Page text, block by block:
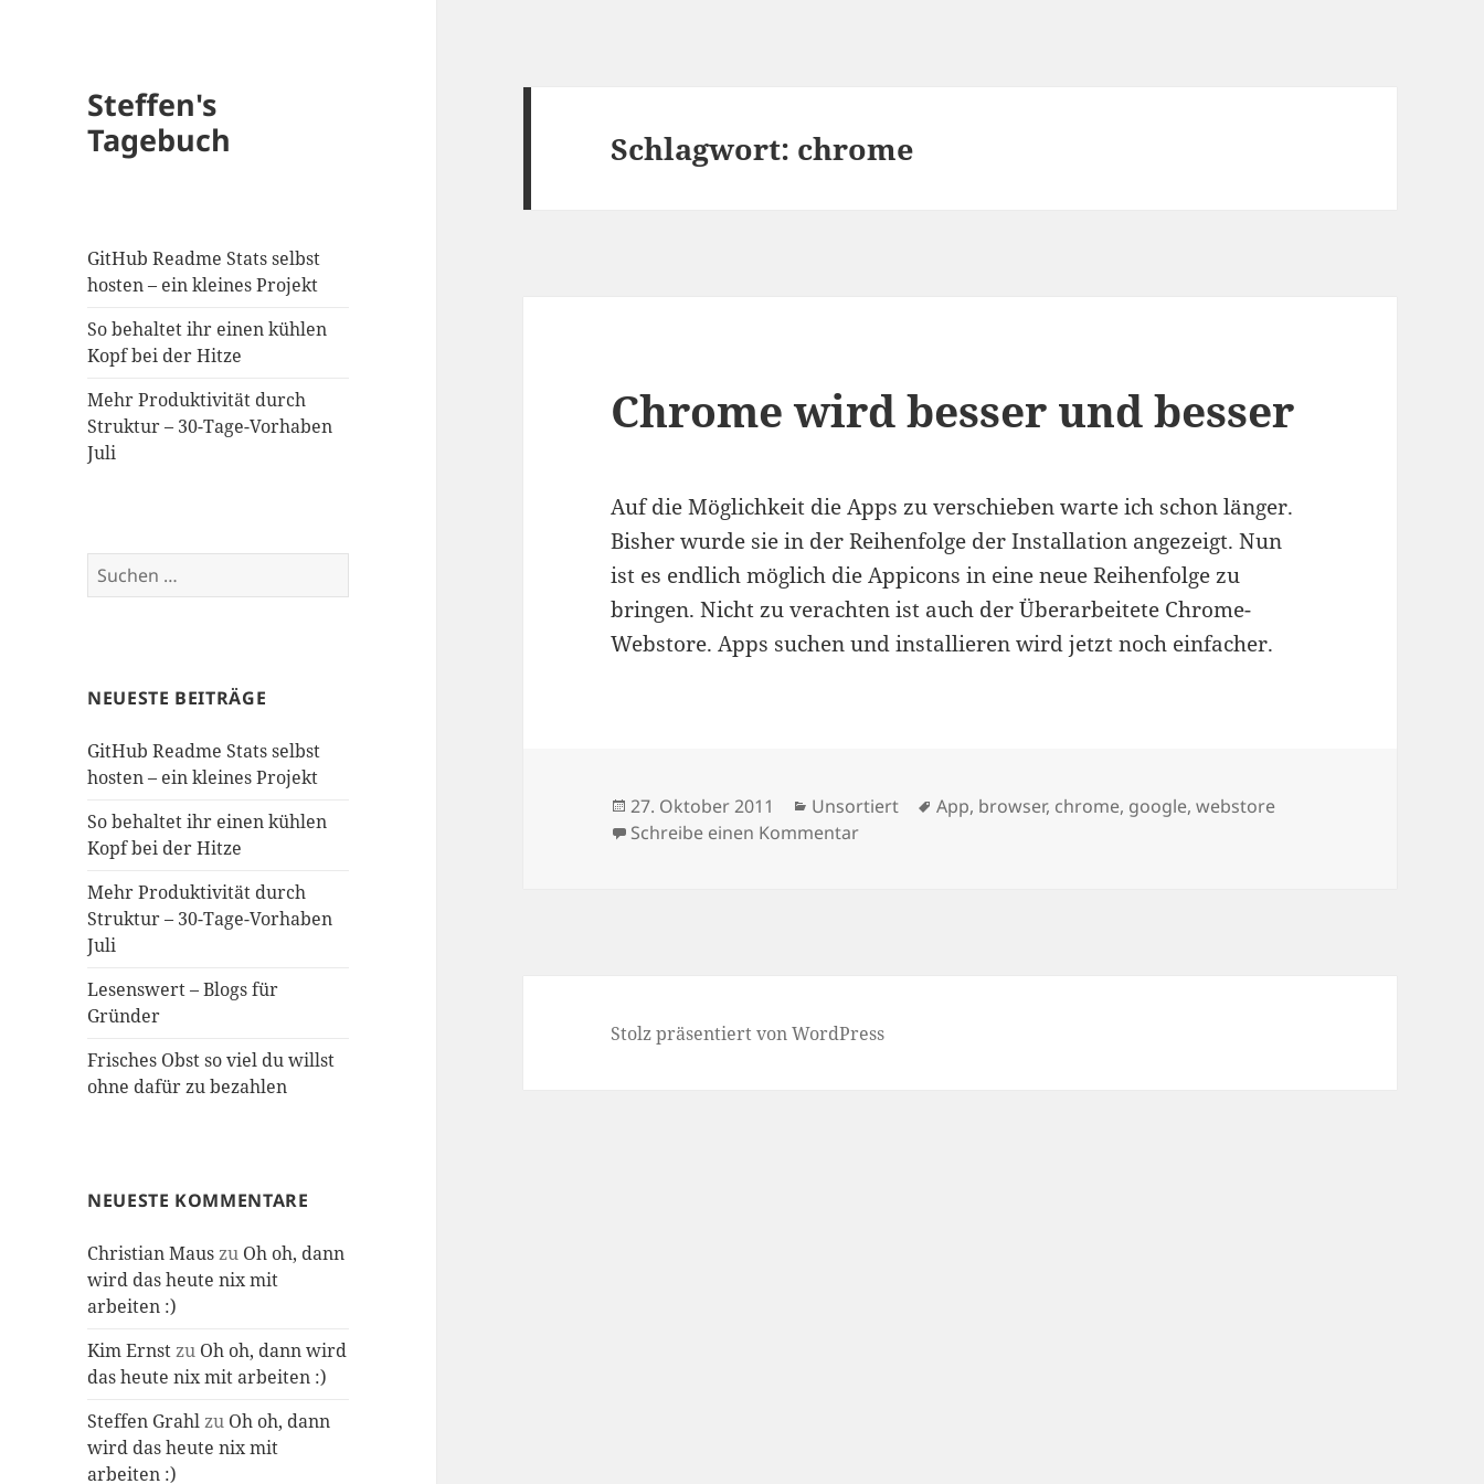
Steffen's
Tagebuch
GitHub Readme Stats selbst
hosten – ein kleines Projekt
So behaltet ihr einen kühlen
Kopf bei der Hitze
Mehr Produktivität durch
Struktur – 30-Tage-Vorhaben
Juli
Suchen
nach:
NEUESTE BEITRÄGE
GitHub Readme Stats selbst
hosten – ein kleines Projekt
So behaltet ihr einen kühlen
Kopf bei der Hitze
Mehr Produktivität durch
Struktur – 30-Tage-Vorhaben
Juli
Lesenswert – Blogs für
Gründer
Frisches Obst so viel du willst
ohne dafür zu bezahlen
NEUESTE KOMMENTARE
Christian Mauszu Oh oh, dann
wird das heute nix mit
arbeiten :)
Kim Ernstzu Oh oh, dann wird
das heute nix mit arbeiten :)
Steffen Grahlzu Oh oh, dann
wird das heute nix mit
arbeiten :)
Schlagwort: chrome
Chrome wird besser und besser
Auf die Möglichkeit die Apps zu verschieben warte ich schon länger.
Bisher wurde sie in der Reihenfolge der Installation angezeigt. Nun
ist es endlich möglich die Appicons in eine neue Reihenfolge zu
bringen. Nicht zu verachten ist auch der Überarbeitete Chrome-
Webstore. Apps suchen und installieren wird jetzt noch einfacher.
Veröffentlicht
am
27. Oktober 2011 Kategorien
Unsortiert Schlagwörter
App, browser, chrome, google,webstore
Schreibe einen Kommentarzu Chrome wird besser und besser
Stolz präsentiert von WordPress